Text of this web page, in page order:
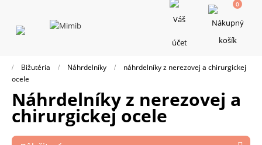
Toggle
navigation
0
Bižutéria Náhrdelníky
náhrdelníky z nerezovej a chirurgickej
ocele
náhrdelníky z nerezovej a
chirurgickej ocele